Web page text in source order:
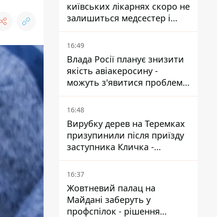
київських лікарнях скоро не
залишиться медсестер і
санітарок - професор
Голубовська
16:49
Влада Росії планує знизити
якість авіакеросину -
можуть з'явитися проблеми
з літаками до Якутії
16:48
Вирубку дерев на Теремках
призупинили після приїзду
заступника Кличка -
почався діалог
16:37
Жовтневий палац на
Майдані заберуть у
профспілок - рішення